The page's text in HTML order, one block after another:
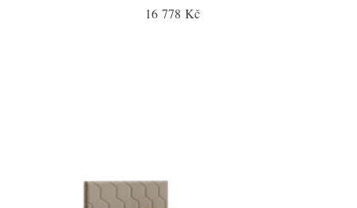
16 778 Kč